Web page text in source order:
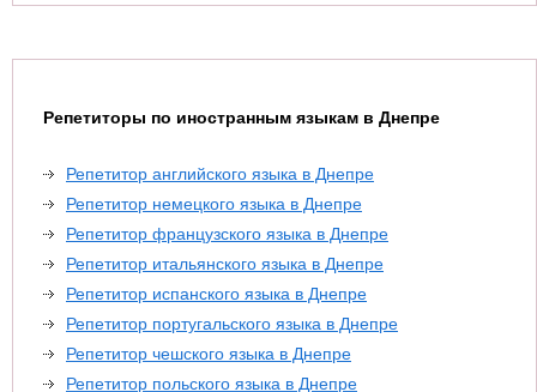
Репетиторы по иностранным языкам в Днепре
Репетитор английского языка в Днепре
Репетитор немецкого языка в Днепре
Репетитор французского языка в Днепре
Репетитор итальянского языка в Днепре
Репетитор испанского языка в Днепре
Репетитор португальского языка в Днепре
Репетитор чешского языка в Днепре
Репетитор польского языка в Днепре